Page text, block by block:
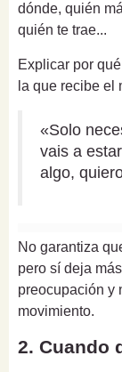
dónde, quién
quién te trae...
Explicar por
la que recibe el
«Solo
vais a
algo,
No garantiza
pero sí deja
preocupación y
movimiento.
2. Cuando